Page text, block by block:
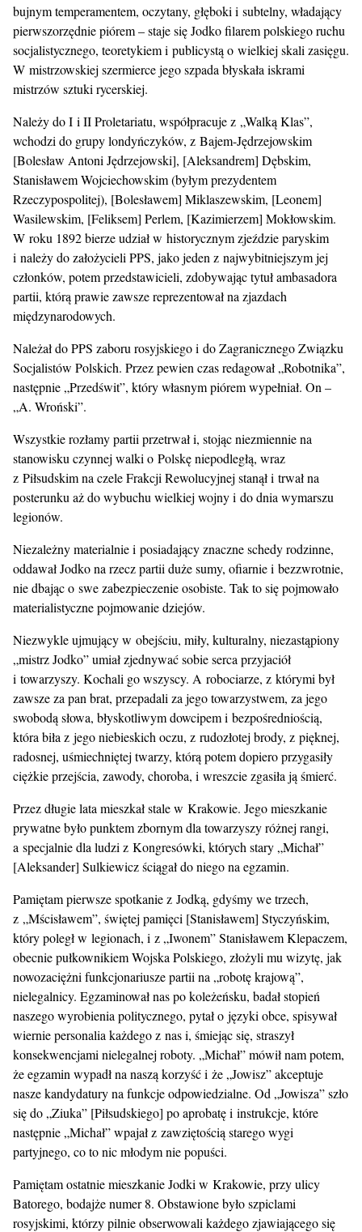
bujnym temperamentem, oczytany, głęboki i subtelny, władający
pierwszorzędnie piórem – staje się Jodko filarem polskiego ruchu
socjalistycznego, teoretykiem i publicystą o wielkiej skali zasięgu.
W mistrzowskiej szermierce jego szpada błyskała iskrami
mistrzów sztuki rycerskiej.
Należy do I i II Proletariatu, współpracuje z „Walką Klas”,
wchodzi do grupy londyńczyków, z Bajem-Jędrzejowskim
[Bolesław Antoni Jędrzejowski], [Aleksandrem] Dębskim,
Stanisławem Wojciechowskim (byłym prezydentem
Rzeczypospolitej), [Bolesławem] Miklaszewskim, [Leonem]
Wasilewskim, [Feliksem] Perlem, [Kazimierzem] Mokłowskim.
W roku 1892 bierze udział w historycznym zjeździe paryskim
i należy do założycieli PPS, jako jeden z najwybitniejszym jej
członków, potem przedstawicieli, zdobywając tytuł ambasadora
partii, którą prawie zawsze reprezentował na zjazdach
międzynarodowych.
Należał do PPS zaboru rosyjskiego i do Zagranicznego Związku
Socjalistów Polskich. Przez pewien czas redagował „Robotnika”,
następnie „Przedświt”, który własnym piórem wypełniał. On –
„A. Wroński”.
Wszystkie rozłamy partii przetrwał i, stojąc niezmiennie na
stanowisku czynnej walki o Polskę niepodległą, wraz
z Piłsudskim na czele Frakcji Rewolucyjnej stanął i trwał na
posterunku aż do wybuchu wielkiej wojny i do dnia wymarszu
legionów.
Niezależny materialnie i posiadający znaczne schedy rodzinne,
oddawał Jodko na rzecz partii duże sumy, ofiarnie i bezzwrotnie,
nie dbając o swe zabezpieczenie osobiste. Tak to się pojmowało
materialistyczne pojmowanie dziejów.
Niezwykle ujmujący w obejściu, miły, kulturalny, niezastąpiony
„mistrz Jodko” umiał zjednywać sobie serca przyjaciół
i towarzyszy. Kochali go wszyscy. A robociarze, z którymi był
zawsze za pan brat, przepadali za jego towarzystwem, za jego
swobodą słowa, błyskotliwym dowcipem i bezpośredniością,
która biła z jego niebieskich oczu, z rudozłotej brody, z pięknej,
radosnej, uśmiechniętej twarzy, którą potem dopiero przygasiły
ciężkie przejścia, zawody, choroba, i wreszcie zgasiła ją śmierć.
Przez długie lata mieszkał stale w Krakowie. Jego mieszkanie
prywatne było punktem zbornym dla towarzyszy różnej rangi,
a specjalnie dla ludzi z Kongresówki, których stary „Michał”
[Aleksander] Sulkiewicz ściągał do niego na egzamin.
Pamiętam pierwsze spotkanie z Jodką, gdyśmy we trzech,
z „Mścisławem”, świętej pamięci [Stanisławem] Styczyńskim,
który poległ w legionach, i z „Iwonem” Stanisławem Klepaczem,
obecnie pułkownikiem Wojska Polskiego, złożyli mu wizytę, jak
nowozaciężni funkcjonariusze partii na „robotę krajową”,
nielegalnicy. Egzaminował nas po koleżeńsku, badał stopień
naszego wyrobienia politycznego, pytał o języki obce, spisywał
wiernie personalia każdego z nas i, śmiejąc się, straszył
konsekwencjami nielegalnej roboty. „Michał” mówił nam potem,
że egzamin wypadł na naszą korzyść i że „Jowisz” akceptuje
nasze kandydatury na funkcje odpowiedzialne. Od „Jowisza” szło
się do „Ziuka” [Piłsudskiego] po aprobatę i instrukcje, które
następnie „Michał” wpajał z zawziętością starego wygi
partyjnego, co to nic młodym nie popuści.
Pamiętam ostatnie mieszkanie Jodki w Krakowie, przy ulicy
Batorego, bodajże numer 8. Obstawione było szpiclami
rosyjskimi, którzy pilnie obserwowali każdego zjawiającego się